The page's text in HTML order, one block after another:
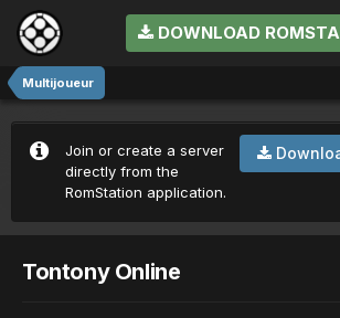
DOWNLOAD
Multijoueur
Join or create a server
directly from the
RomStation application.
Tontony Online